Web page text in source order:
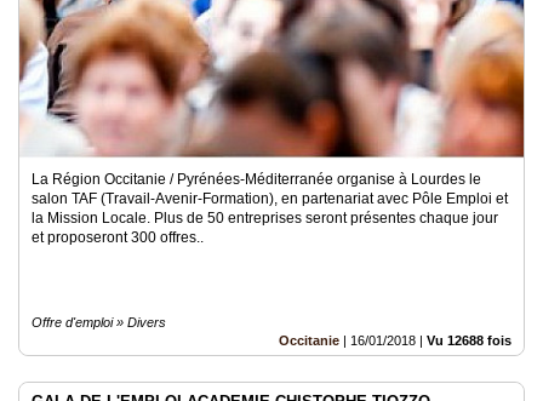
La Région Occitanie / Pyrénées-Méditerranée organise à Lourdes le
salon TAF (Travail-Avenir-Formation), en partenariat avec Pôle Emploi et
la Mission Locale. Plus de 50 entreprises seront présentes chaque jour
et proposeront 300 offres..
Offre d'emploi » Divers
Occitanie | 16/01/2018 | Vu 12688 fois